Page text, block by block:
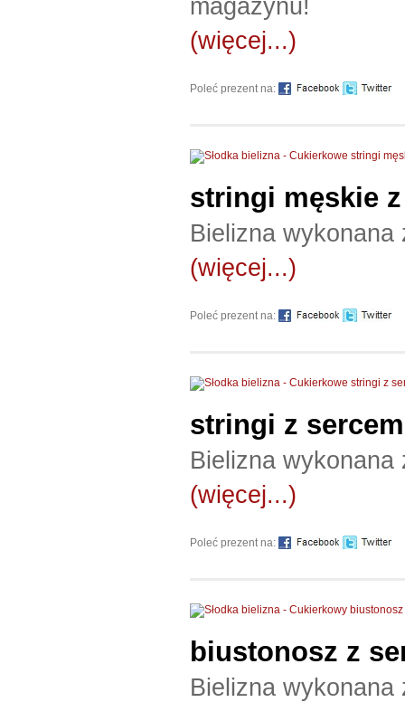
magazynu!
(więcej...)
Poleć prezent na:
stringi męskie
Bielizna wykonana
(więcej...)
Poleć prezent na:
stringi z sercem
Bielizna wykonana
(więcej...)
Poleć prezent na:
biustonosz z
Bielizna wykonana